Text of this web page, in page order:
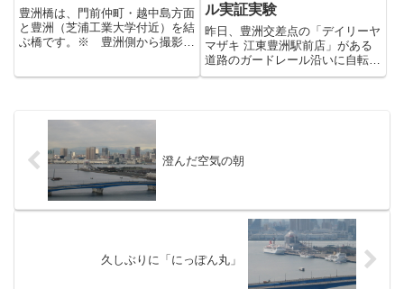
豊洲橋は、門前仲町・越中島方面
と豊洲（芝浦工業大学付近）を結
ぶ橋です。※ 豊洲側から撮影昨
ル実証実験
昨日、豊洲交差点の「デイリーヤ
マザキ 江東豊洲駅前店」がある
道路のガードレール沿いに自転車
置き場が作られているのを見かけ
澄んだ空気の朝
久しぶりに「にっぽん丸」